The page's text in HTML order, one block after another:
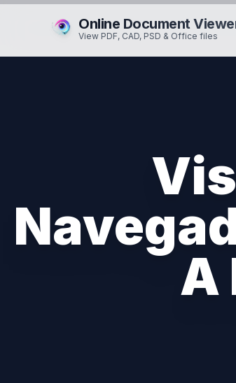
Online Document
View PDF, CAD, PSD & Office files
A